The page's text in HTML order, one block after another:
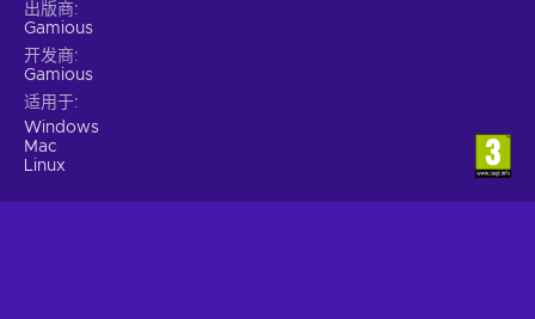
出版商
Gamious
开发商
Gamious
适用于
Windows
Mac
Linux